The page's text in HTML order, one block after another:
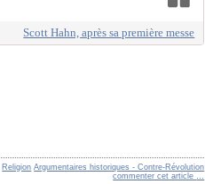
Scott Hahn, après sa première messe
Religion Argumentaires historiques - Contre-Révolution
commenter cet article